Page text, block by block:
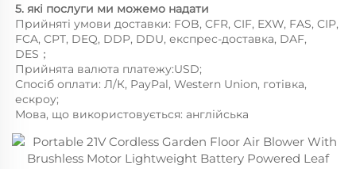
5. які послуги ми можемо надати
Прийняті умови доставки: FOB, CFR, CIF, EXW, FAS, CIP,
FCA, CPT, DEQ, DDP, DDU, експрес-доставка, DAF,
DES；
Прийнята валюта платежу:USD;
Спосіб оплати: Л/К, PayPal, Western Union, готівка,
ескроу;
Мова, що використовується: англійська